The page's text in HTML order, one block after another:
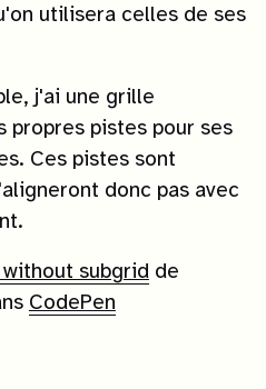
utilisera celles de ses
j'ai une grille
propres pistes pour ses
Ces pistes sont
donc pas avec
subgridde
CodePen